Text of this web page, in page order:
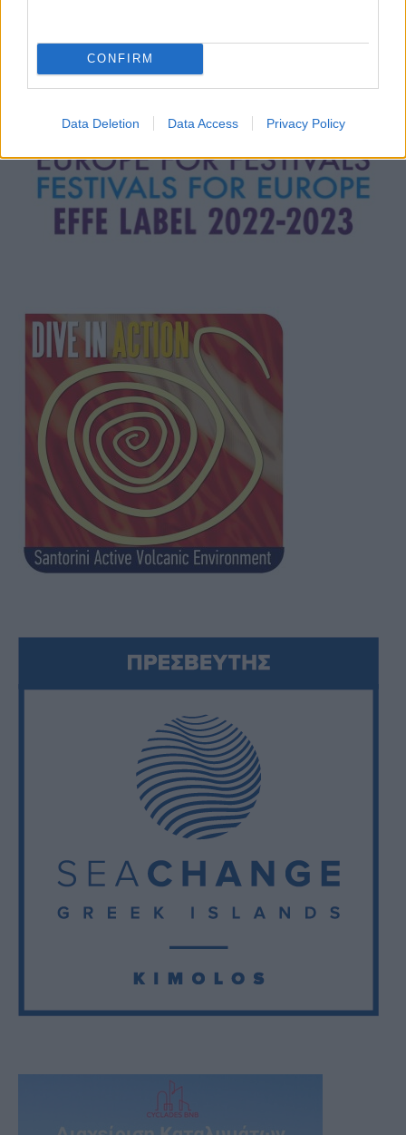
CONFIRM
Data Deletion Data Access Privacy Policy